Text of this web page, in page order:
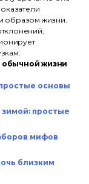
образом жизни.
обычной жизни
основы
простые
мифов
близким